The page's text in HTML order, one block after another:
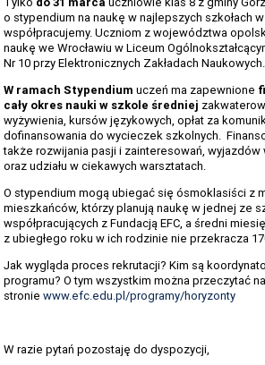
DANE OSOBOWE
o stypendium na naukę w najlepszych szkołach
współpracujemy. Uczniom z województwa
naukę we Wrocławiu w Liceum
Nr 10 przy Elektronicznych Zakładach Naukowych.
W ramach Stypendium uczeń ma zapewnione
cały okres nauki w szkole średniej
wyżywienia, kursów językowych, opłat za
dofinansowania do wycieczek szkolnych.
także rozwijania pasji i zainteresowań, wyjazdów
oraz udziału w ciekawych warsztatach.
O stypendium mogą ubiegać się ósmoklasiści z
mieszkańców, którzy planują naukę w jednej ze
współpracujących z Fundacją EFC, a średni
z ubiegłego roku w ich rodzinie nie przekracza
Jak wygląda proces rekrutacji? Kim są
programu? O tym wszystkim można przeczytać na
stroniewww.efc.edu.pl/programy/horyzonty
W razie pytań pozostaję do dyspozycji,